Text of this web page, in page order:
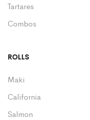
Tartares
Combos
ROLLS
Maki
California
Salmon